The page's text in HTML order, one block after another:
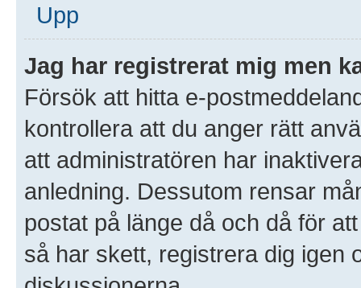
Upp
Jag har registrerat mig men
Försök att hitta e-
kontrollera att du anger rätt
att administratören har
anledning. Dessutom rensar
postat på länge då och då för
så har skett, registrera dig igen